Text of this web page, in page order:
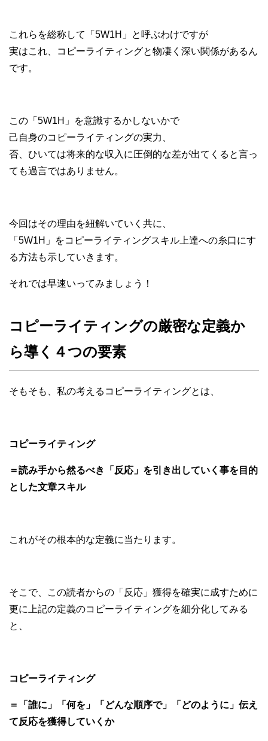
これらを総称して「5W1H」と呼ぶわけですが
実はこれ、コピーライティングと物凄く深い関係があるん
です。
この「5W1H」を意識するかしないかで
己自身のコピーライティングの実力、
否、ひいては将来的な収入に圧倒的な差が出てくると言っ
ても過言ではありません。
今回はその理由を紐解いていく共に、
「5W1H」をコピーライティングスキル上達への糸口にす
る方法も示していきます。
それでは早速いってみましょう！
コピーライティングの厳密な定義か
ら導く４つの要素
そもそも、私の考えるコピーライティングとは、
コピーライティング
＝読み手から然るべき「反応」を引き出していく事を目的
とした文章スキル
これがその根本的な定義に当たります。
そこで、この読者からの「反応」獲得を確実に成すために
更に上記の定義のコピーライティングを細分化してみる
と、
コピーライティング
＝「誰に」「何を」「どんな順序で」「どのように」伝え
て反応を獲得していくか